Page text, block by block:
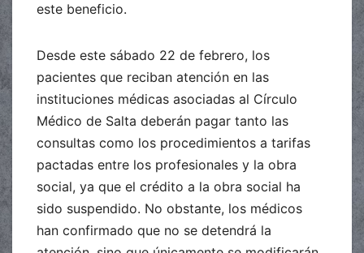
este beneficio.
Desde este sábado 22 de febrero, los
pacientes que reciban atención en las
instituciones médicas asociadas al Círculo
Médico de Salta deberán pagar tanto las
consultas como los procedimientos a tarifas
pactadas entre los profesionales y la obra
social, ya que el crédito a la obra social ha
sido suspendido. No obstante, los médicos
han confirmado que no se detendrá la